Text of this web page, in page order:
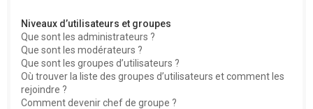
Niveaux d’utilisateurs et groupes
Que sont les administrateurs ?
Que sont les modérateurs ?
Que sont les groupes d’utilisateurs ?
Où trouver la liste des groupes d’utilisateurs et comment les
rejoindre ?
Comment devenir chef de groupe ?